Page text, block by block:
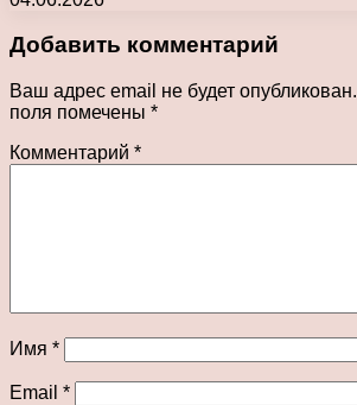
Добавить комментарий
Ваш адрес email не будет опубликован.
поля помечены *
Комментарий *
Имя *
Email *